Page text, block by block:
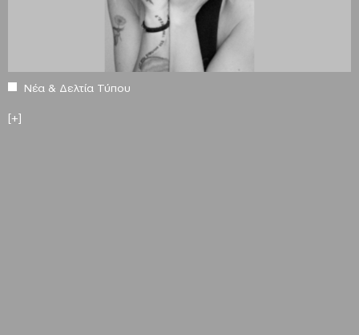
Νέα & Δελτία Τύπου
[+]